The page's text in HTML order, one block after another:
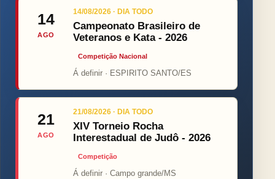
14
AGO
14/08/2026 · DIA TODO
Campeonato Brasileiro de
Veteranos e Kata - 2026
Competição Nacional
Á definir · ESPIRITO SANTO/ES
21
AGO
21/08/2026 · DIA TODO
XIV Torneio Rocha
Interestadual de Judô - 2026
Competição
Á definir · Campo grande/MS